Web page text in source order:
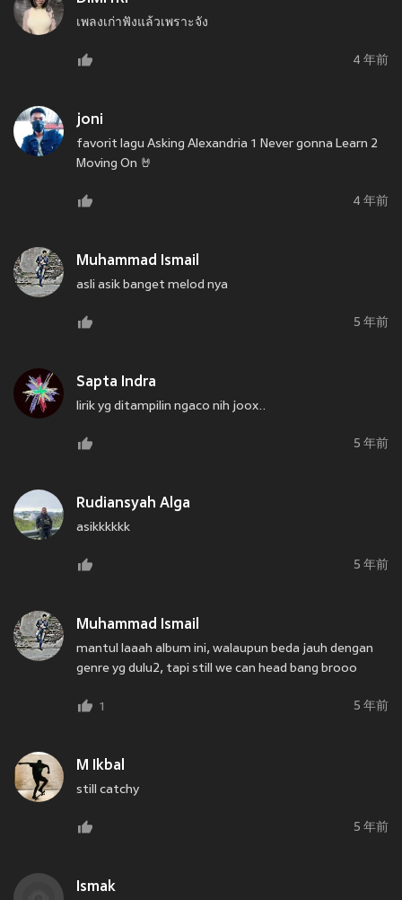
เพลงเก่าฟังแล้วเพราะจัง
4 年前
joni
favorit lagu Asking Alexandria 1 Never gonna Learn 2
Moving On 🤘
4 年前
Muhammad Ismail
asli asik banget melod nya
5 年前
Sapta Indra
lirik yg ditampilin ngaco nih joox..
5 年前
Rudiansyah Alga
asikkkkkk
5 年前
Muhammad Ismail
mantul laaah album ini, walaupun beda jauh dengan
genre yg dulu2, tapi still we can head bang brooo
1 5 年前
M Ikbal
still catchy
5 年前
Ismak